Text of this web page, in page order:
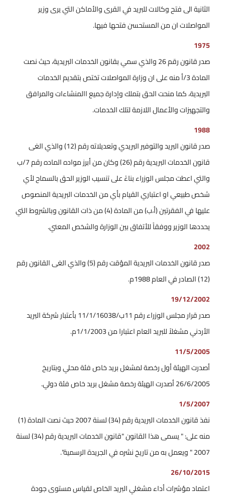
الثانية الى فتح وكالات للبريد في القرى والأماكن التي يرى وزير
المواصلات ان من المستحسن فتحها فيها.
1975
صدر قانون رقم 26 والذي سمي بقانون الخدمات البريدية، حيث نصت
المادة 3/أ منه على ان وزارة المواصلات تختص بتقديم الخدمات
البريدية، كما منحت الحق بتملك وإدارة جميع االمنشاءات والمرافق
والتجهيزات والأعمال اللازمة لتلك الخدمات.
1988
صدر قانون البريد والتوفير البريدي وتعديلاته رقم (12) والذي الغى
قانون الخدمات البريدية رقم (26) وكان من أبرز مواده الماده رقم 7/ب
والتي اعطت مجلس الوزراء بناءً على تنسيب الوزير الحق بالسماح لأي
شخص طبيعي او اعتباري القيام بأي من الخدمات البريدية المنصوص
عليها في الفقرتين (أ،ب) من المادة (4) من ذات القانون وبالشروط التي
يحددها الوزير ووفقاً للأتفاق بين الوزارة والشخص المعني.
2002
صدر قانون الخدمات البريدية المؤقت رقم (5) والذي الغى القانون رقم
(12) الصادر في العام 1988م.
19/12/2002
صدر قرار مجلس الوزراء رقم 11ب/11/1/16038 بأعتبار شركة البريد
الأردني مشغلاً للبريد العام اعتبارا من 1/1/2003م.
11/5/2005
أصدرت الهيئة أول رخصة لمشغل بريد خاص فئة محلي وبتاريخ
26/6/2005 أصدرت الهيئة رخصة مشغل بريد خاص فئة دولي.
1/5/2007
نفذ قانون الخدمات البريدية رقم (34) لسنة 2007 حيث نصت المادة (1)
منه على: " يسمى هذا القانون "قانون الخدمات البريدية رقم (34) لسنة
2007 " ويعمل به من تاريخ نشره في الجريدة الرسمية".
26/10/2015
اعتماد مؤشرات أداء مشغلي البريد الخاص لقياس مستوى جودة